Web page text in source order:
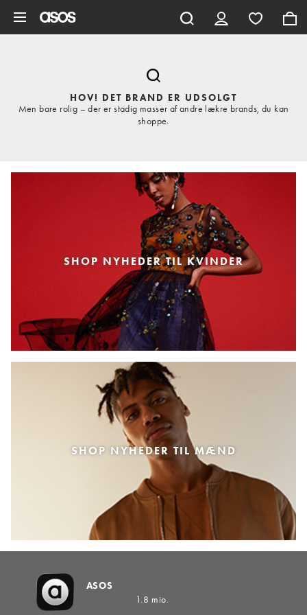
HOV! DET BRAND ER UDSOLGT
Men bare rolig – der er stadig masser af andre lækre brands, du kan
shoppe.
SHOP NYHEDER TIL KVINDER
SHOP NYHEDER TIL MÆND
ASOS
1.8 mio.